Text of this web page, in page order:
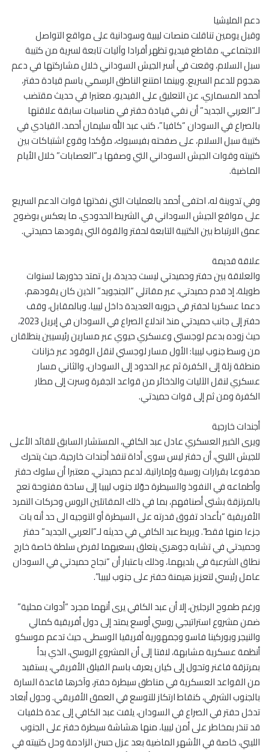
دعم المليشيا
وقبل يومين تناقلت منصات ليبية وسودانية على مواقع التواصل
الاجتماعي، مقاطع فيديو تظهر أفرادا وآليات تابعة لسرية من كتيبة
سبل السلام، وقعت في أسر الجيش السوداني خلال مشاركتها في دعم
هجوم للدعم السريع. وبينما امتنع الناطق الرسمي باسم قيادة حفتر،
أحمد المسماري، عن التعليق على الفيديو، معتبرا في حديث مقتضب
لـ”العربي الجديد” أن نفي قيادة حفتر في مناسبات سابقة علاقتها
بالصراع في السودان “كافيا”، كتب عبد الله سليمان أحمد، القيادي في
كتيبة سبل السلام، على صفحته بفيسبوك، مؤكدا وقوع اشتباكات بين
كتيبته وقوات الجيش السوداني التي وصفها بـ”العصابات” خلال الأيام
الماضية.
وفي تدوينة له، احتفى أحمد بالعمليات التي نفذتها قوات الدعم السريع
على مواقع الجيش السوداني في الشريط الحدودي، ما يعكس بوضوح
عمق الارتباط بين الكتيبة التابعة لحفتر والقوة التي يقودها حميدتي.
علاقة قديمة
والعلاقة بين حفتر وحميدتي ليست جديدة، بل تمتد جذورها لسنوات
طويلة، إذ قدم حميدتي، عبر مقاتلي “الجنجويد” الذين كان يقودهم،
دعما عسكريا لحفتر في حروبه العديدة داخل ليبيا، وبالمقابل، وقف
حفتر إلى جانب حميدتي منذ اندلاع الصراع في السودان في إبريل 2023،
حيث زوده بدعم لوجستي وعسكري حيوي عبر مسارين رئيسيين ينطلقان
من وسط جنوب ليبيا: الأول مسار لوجستي لنقل الوقود عبر خزانات
منطقة زلة إلى الكفرة ثم عبر الحدود إلى السودان، والثاني مسار
عسكري لنقل الآليات والذخائر من قواعد الجفرة وسرت إلى مطار
الكفرة ومن ثم إلى قوات حميدتي.
أجندات خارجية
ويرى الخبير العسكري عادل عبد الكافي، المستشار السابق للقائد الأعلى
للجيش الليبي، أن حفتر ليس سوى أداة تنفذ أجندات خارجية، حيث يتحرك
مدفوعا بقرارات روسية وإماراتية، لدعم حميدتي، معتبرا أن سلوك حفتر
وأطماعه في النفوذ والسيطرة حوّلا جنوب ليبيا إلى ساحة مفتوحة تعج
بالمرتزقة بشتى أصنافهم، بما في ذلك المقاتلين الروس وحركات التمرد
الأفريقية “بأعداد تفوق قدرته على السيطرة أو التوجيه الى حد أنه بات
جزءا منها فقط”. ويربط عبد الكافي في حديثه لـ”العربي الجديد” حفتر
وحميدتي في تشابه جوهري يتعلق بسعيهما لفرض سلطة خاصة خارج
نطاق الشرعية في بلديهما، وذلك باعتبار أن “نجاح حميدتي في السودان
عامل رئيسي لتعزيز هيمنة حفتر على جنوب ليبيا”.
ورغم طموح الرجلين، إلا أن عبد الكافي يرى أنهما مجرد “أدوات محلية”
ضمن مشروع استراتيجي روسي أوسع يمتد إلى دول أفريقية كمالي
والنيجر وبوركينا فاسو وجمهورية أفريقيا الوسطى، حيث تدعم موسكو
أنظمة عسكرية مشابهة، لافتا إلى أن المشروع الروسي، الذي بدأ
بمرتزقة فاغنر وتحول إلى كيان يعرف باسم الفيلق الأفريقي، يستفيد
من القواعد العسكرية في مناطق سيطرة حفتر، وآخرها قاعدة السارة
بالجنوب الشرقي، كنقاط ارتكاز للتوسع في العمق الأفريقي. وحول أبعاد
تدخل حفتر في الصراع في السودان، يلفت عبد الكافي إلى عدة خلفيات
قد تنذر بمخاطر على أمن ليبيا، منها هشاشة سيطرة حفتر على الجنوب
الليبي، خاصة في الأشهر الماضية بعد عزل حسن الزادمة وحل كتيبته في